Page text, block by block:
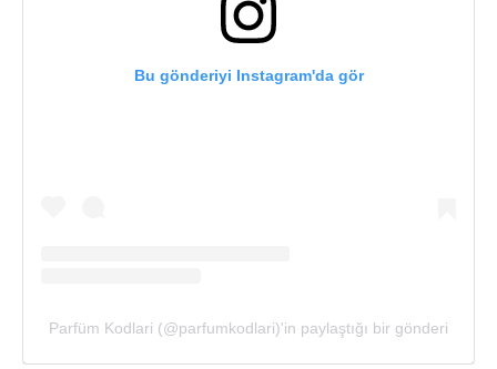
Bu gönderiyi Instagram'da gör
Parfüm Kodlari (@parfumkodlari)'in paylaştığı bir gönderi